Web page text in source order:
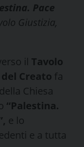
Pace
Giustizia,
il Tavolo
Creato fa
della Chiesa
“Palestina.
e lo
e a tutta